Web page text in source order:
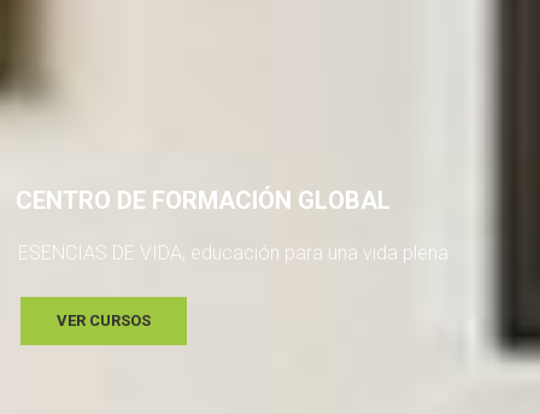
ESENCIAS DE VIDA, educación para una vida plena
CENTRO DE FORMACIÓN GLOBAL
VER CURSOS